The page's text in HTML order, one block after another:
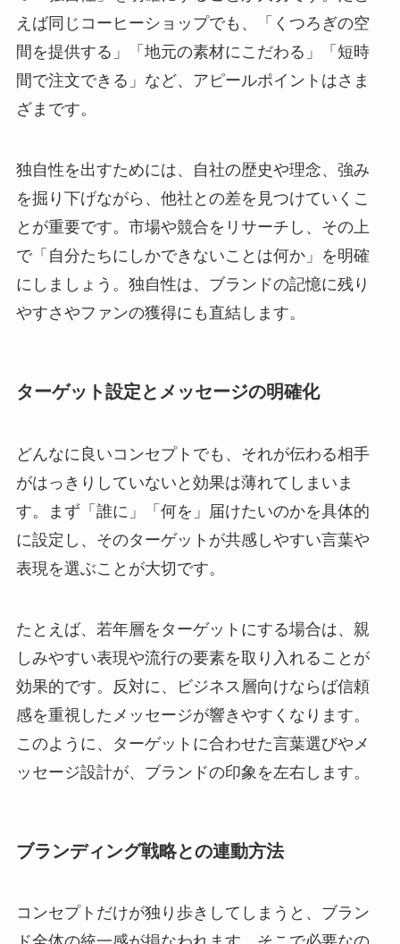
えば同じコーヒーショップでも、「くつろぎの空
間を提供する」「地元の素材にこだわる」「短時
間で注文できる」など、アピールポイントはさま
ざまです。
独自性を出すためには、自社の歴史や理念、強み
を掘り下げながら、他社との差を見つけていくこ
とが重要です。市場や競合をリサーチし、その上
で「自分たちにしかできないことは何か」を明確
にしましょう。独自性は、ブランドの記憶に残り
やすさやファンの獲得にも直結します。
ターゲット設定とメッセージの明確化
どんなに良いコンセプトでも、それが伝わる相手
がはっきりしていないと効果は薄れてしまいま
す。まず「誰に」「何を」届けたいのかを具体的
に設定し、そのターゲットが共感しやすい言葉や
表現を選ぶことが大切です。
たとえば、若年層をターゲットにする場合は、親
しみやすい表現や流行の要素を取り入れることが
効果的です。反対に、ビジネス層向けならば信頼
感を重視したメッセージが響きやすくなります。
このように、ターゲットに合わせた言葉選びやメ
ッセージ設計が、ブランドの印象を左右します。
ブランディング戦略との連動方法
コンセプトだけが独り歩きしてしまうと、ブラン